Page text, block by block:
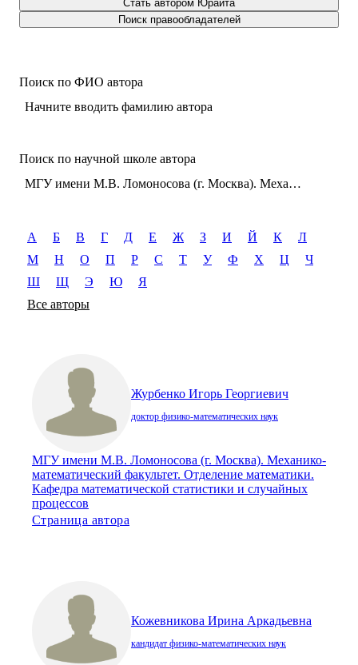
Стать автором Юрайта
Поиск правообладателей
Поиск по ФИО автора
Начните вводить фамилию автора
Поиск по научной школе автора
МГУ имени М.В. Ломоносова (г. Москва). Механико-математический факультет. Отделение математики. Кафедра математической статистики и случайных процессов
А Б В Г Д Е Ж З И Й К
Л
М
Н О П Р С Т У Ф Х Ц
Ч
Ш
Щ Э Ю
Я
Все авторы
Журбенко Игорь Георгиевич
доктор физико-математических наук
МГУ имени М.В. Ломоносова (г. Москва). Механико-
математический факультет. Отделение математики.
Кафедра математической статистики и случайных
процессов
Страница автора
Кожевникова Ирина Аркадьевна
кандидат физико-математических наук